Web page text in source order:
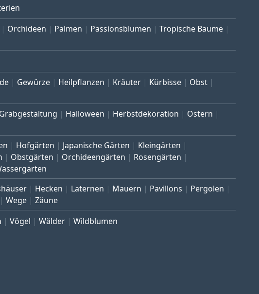
Orchideen Palmen Passionsblumen
Tropische Bäume
Gewürze Heilpflanzen Kräuter Kürbisse
Obst
Grabgestaltung Halloween Herbstdekoration
Ostern
Hofgärten Japanische Gärten
Kleingärten
Obstgärten Orchideengärten
Rosengärten
Hecken Laternen Mauern Pavillons
Pergolen
Wege Zäune
Vögel Wälder Wildblumen